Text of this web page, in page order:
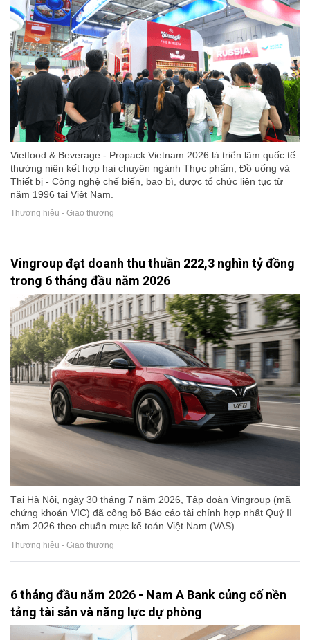
Vietfood & Beverage - Propack Vietnam 2026 là triển lãm quốc tế
thường niên kết hợp hai chuyên ngành Thực phẩm, Đồ uống và
Thiết bị - Công nghệ chế biến, bao bì, được tổ chức liên tục từ
năm 1996 tại Việt Nam.
Thương hiệu - Giao thương
Vingroup đạt doanh thu thuần 222,3 nghìn tỷ đồng
trong 6 tháng đầu năm 2026
Tại Hà Nội, ngày 30 tháng 7 năm 2026, Tập đoàn Vingroup (mã
chứng khoán VIC) đã công bố Báo cáo tài chính hợp nhất Quý II
năm 2026 theo chuẩn mực kế toán Việt Nam (VAS).
Thương hiệu - Giao thương
6 tháng đầu năm 2026 - Nam A Bank củng cố nền
tảng tài sản và năng lực dự phòng